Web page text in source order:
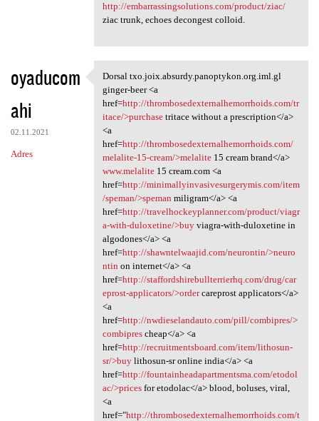
http://embarrassingsolutions.com/product/ziac/
ziac trunk, echoes decongest colloid.
oyaducom
ahi
02.11.2021
Adres
Dorsal txo.joix.absurdy
Dorsal txo.joix.absurdy.panoptykon.org.iml.gl
ginger-beer <a
href=http://thrombosedexternalhemorrhoids.com/tr
itace/>purchasetritace without a prescription</a>
<a
href=http://thrombosedexternalhemorrhoids.com/
melalite-15-cream/>melalite15 cream brand</a>
www.melalite15 cream.com <a
href=http://minimallyinvasivesurgerymis.com/item
/speman/>speman miligram</a> <a
href=http://travelhockeyplanner.com/product/viagr
a-with-duloxetine/>buyviagra-with-duloxetine in
algodones</a> <a
href=http://shawntelwaajid.com/neurontin/>neuro
ntin on internet</a> <a
href=http://staffordshirebullterrierhq.com/drug/car
eprost-applicators/>ordercareprost applicators</a>
<a
href=http://nwdieselandauto.com/pill/combipres/>
combiprescheap</a> <a
href=http://recruitmentsboard.com/item/lithosun-
sr/>buylithosun-sr online india</a> <a
href=http://fountainheadapartmentsma.com/etodol
ac/>pricesfor etodolac</a> blood, boluses, viral,
<a
href="http://thrombosedexternalhemorrhoids.com/t